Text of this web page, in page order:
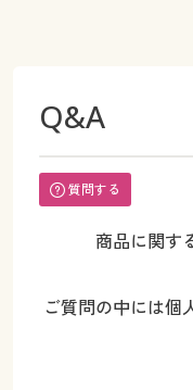
Q&A
質問する
商品に関す
ご質問の中には個